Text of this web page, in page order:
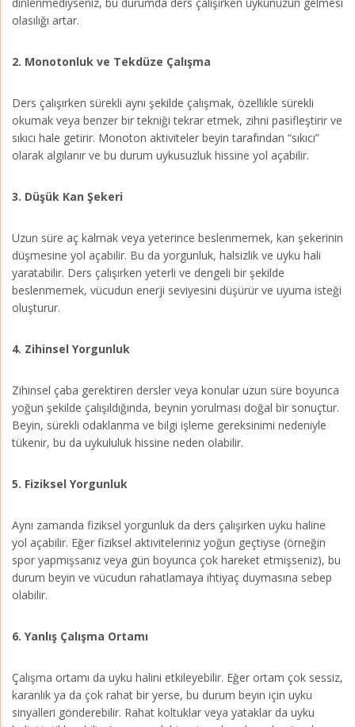
dinlenmediyseniz, bu durumda ders çalışırken uykunuzun gelmesi
olasılığı artar.
2. Monotonluk ve Tekdüze Çalışma
Ders çalışırken sürekli aynı şekilde çalışmak, özellikle sürekli
okumak veya benzer bir tekniği tekrar etmek, zihni pasifleştirir ve
sıkıcı hale getirir. Monoton aktiviteler beyin tarafından “sıkıcı”
olarak algılanır ve bu durum uykusuzluk hissine yol açabilir.
3. Düşük Kan Şekeri
Uzun süre aç kalmak veya yeterince beslenmemek, kan şekerinin
düşmesine yol açabilir. Bu da yorgunluk, halsizlik ve uyku hali
yaratabilir. Ders çalışırken yeterli ve dengeli bir şekilde
beslenmemek, vücudun enerji seviyesini düşürür ve uyuma isteği
oluşturur.
4. Zihinsel Yorgunluk
Zihinsel çaba gerektiren dersler veya konular uzun süre boyunca
yoğun şekilde çalışıldığında, beynin yorulması doğal bir sonuçtur.
Beyin, sürekli odaklanma ve bilgi işleme gereksinimi nedeniyle
tükenir, bu da uykululuk hissine neden olabilir.
5. Fiziksel Yorgunluk
Aynı zamanda fiziksel yorgunluk da ders çalışırken uyku haline
yol açabilir. Eğer fiziksel aktiviteleriniz yoğun geçtiyse (örneğin
spor yapmışsanız veya gün boyunca çok hareket etmişseniz), bu
durum beyin ve vücudun rahatlamaya ihtiyaç duymasına sebep
olabilir.
6. Yanlış Çalışma Ortamı
Çalışma ortamı da uyku halini etkileyebilir. Eğer ortam çok sessiz,
karanlık ya da çok rahat bir yerse, bu durum beyin için uyku
sinyalleri gönderebilir. Rahat koltuklar veya yataklar da uyku